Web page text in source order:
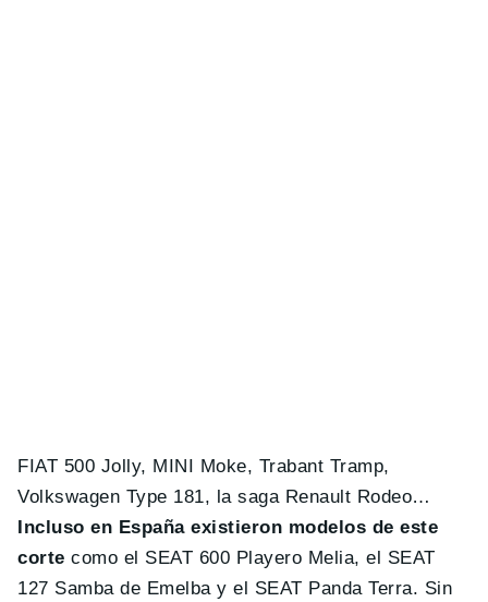
FIAT 500 Jolly, MINI Moke, Trabant Tramp,
Volkswagen Type 181, la saga Renault Rodeo…
Incluso en España existieron modelos de este
corte como el SEAT 600 Playero Melia, el SEAT
127 Samba de Emelba y el SEAT Panda Terra. Sin